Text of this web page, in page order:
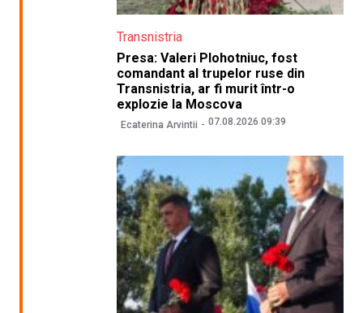
Transnistria
Presa: Valeri Plohotniuc, fost
comandant al trupelor ruse din
Transnistria, ar fi murit într-o
explozie la Moscova
Ecaterina Arvintii 07.08.2026 09:39